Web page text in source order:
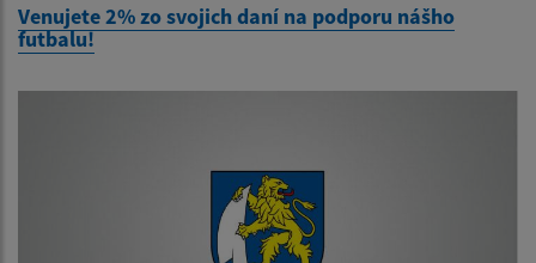
Venujete 2% zo svojich daní na podporu nášho
futbalu!